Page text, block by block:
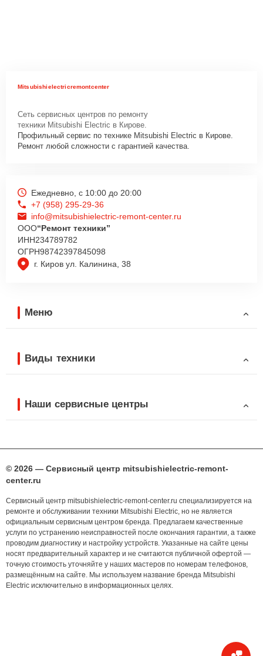
Mitsubishielectricremontcenter
Сеть сервисных центров по ремонту
техники Mitsubishi Electric в Кирове.
Профильный сервис по технике Mitsubishi Electric в Кирове.
Ремонт любой сложности с гарантией качества.
г. Киров ул. Калинина, 38
Ежедневно, с 10:00 до 20:00
+7 (958) 295-29-36
info@mitsubishielectric-remont-center.ru
ООО“Ремонт техники”
ИНН234789782
ОГРН98742397845098
Меню
Виды техники
Наши сервисные центры
© 2026 — Сервисный центр mitsubishielectric-remont-
center.ru
Сервисный центр mitsubishielectric-remont-center.ru специализируется на
ремонте и обслуживании техники Mitsubishi Electric, но не является
официальным сервисным центром бренда. Предлагаем качественные
услуги по устранению неисправностей после окончания гарантии, а также
проводим диагностику и настройку устройств. Указанные на сайте цены
носят предварительный характер и не считаются публичной офертой —
точную стоимость уточняйте у наших мастеров по номерам телефонов,
размещённым на сайте. Мы используем название бренда Mitsubishi
Electric исключительно в информационных целях.